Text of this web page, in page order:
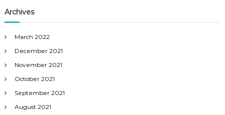
Archives
March 2022
December 2021
November 2021
October 2021
September 2021
August 2021